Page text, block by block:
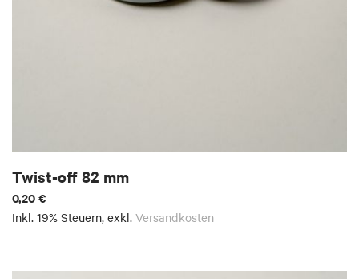
Twist-off 82 mm
0,20 €
Inkl. 19% Steuern, exkl. Versandkosten